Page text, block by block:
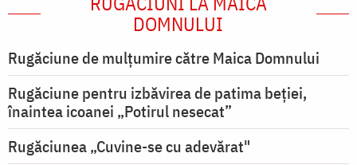
DOMNULUI
Rugăciune de mulţumire către Maica Domnului
Rugăciune pentru izbăvirea de patima beției,
înaintea icoanei „Potirul nesecat”
Rugăciunea „Cuvine-se cu adevărat"